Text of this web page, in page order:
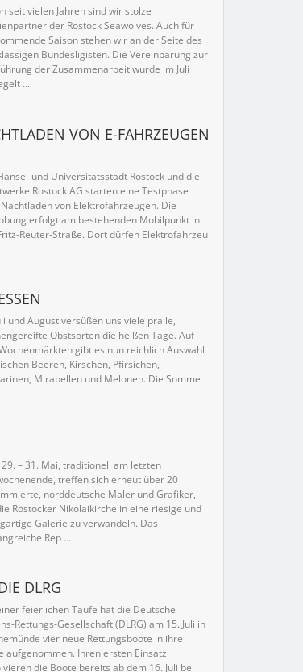
seit vielen Jahren sind wir stolze
der Rostock Seawolves. Auch für
Saison stehen wir an der Seite des
Bundesligisten. Die Vereinbarung zur
der Zusammenarbeit wurde im Juli
...
VON E-FAHRZEUGEN
und Universitätsstadt Rostock und die
Rostock AG starten eine Testphase
von Elektrofahrzeugen. Die
erfolgt am bestehenden Mobilpunkt in
Reuter-Straße. Dort dürfen Elektrofahrzeu
und August versüßen uns viele pralle,
Obstsorten die heißen Tage. Auf
gibt es nun reichlich Auswahl
Beeren, Kirschen, Pfirsichen,
Mirabellen und Melonen. Die Somme
– 31. Mai, traditionell am letzten
treffen sich erneut über 20
norddeutsche Maler und Grafiker,
Rostocker Nikolaikirche in eine riesige und
Galerie zu verwandeln. Das
Rep ...
DLRG
feierlichen Taufe hat die Deutsche
Rettungs-Gesellschaft (DLRG) am 15. Juli in
vier neue Rettungsboote in ihre
aufgenommen. Ihren ersten Einsatz
die Boote bereits ab dem 16. Juli bei